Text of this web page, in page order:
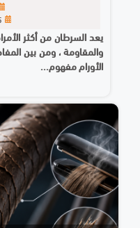
يعد السرطان من أكثر
والمقاومة ، ومن بين
الأورام مفهوم...